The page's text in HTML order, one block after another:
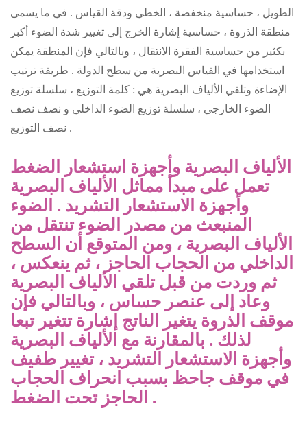
الطويل ، حساسية منخفضة ، الخطي ودقة القياس . في ما يسمى
منطقة الذروة ، حساسية إشارة الخرج إلى تغيير شدة الضوء أكبر
بكثير من حساسية الفقرة الانتقال ، وبالتالي فإن المنطقة يمكن
استخدامها في القياس البصرية من سطح الدولة . طريقة ترتيب
الإضاءة وتلقي الألياف البصرية هي : كلمة التوزيع ، سلسلة توزيع
الضوء الخارجي ، سلسلة توزيع الضوء الداخلي و نصف نصف
نصف التوزيع .
الألياف البصرية وأجهزة استشعار الضغط
تعمل على مبدأ مماثل الألياف البصرية
وأجهزة الاستشعار التشريد . الضوء
المنبعث من مصدر الضوء تنتقل من
الألياف البصرية ، ومن المتوقع أن السطح
الداخلي من الحجاب الحاجز ، ثم ينعكس ،
ثم وردت من قبل تلقي الألياف البصرية
وعاد إلى عنصر حساس ، وبالتالي فإن
موقف الذروة يتغير الناتج إشارة تتغير تبعا
لذلك . بالمقارنة مع الألياف البصرية
وأجهزة الاستشعار التشريد ، تغيير طفيف
في موقف جاحظ بسبب انحراف الحجاب
الحاجز تحت الضغط .